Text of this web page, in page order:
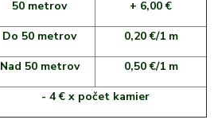
50 metrov
+ 6,00 €
Do 50 metrov
0,20 €/1 m
Nad 50 metrov
0,50 €/1 m
- 4 € x počet kamier